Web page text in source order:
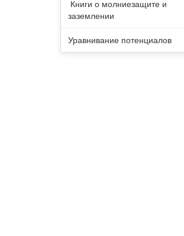
Книги о молниезащите и
заземлении
Уравнивание потенциалов